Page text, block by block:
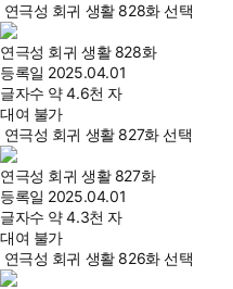
연극성 회귀 생활 828화 선택
연극성 회귀 생활 828화
등록일 2025.04.01
글자수 약 4.6천 자
대여 불가
연극성 회귀 생활 827화 선택
연극성 회귀 생활 827화
등록일 2025.04.01
글자수 약 4.3천 자
대여 불가
연극성 회귀 생활 826화 선택